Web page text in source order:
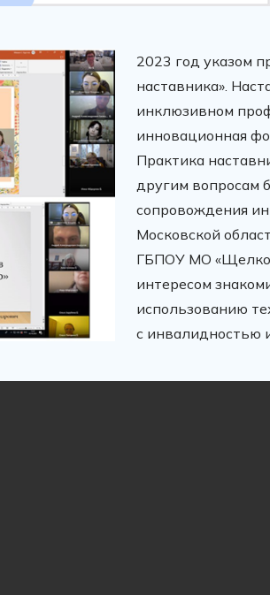
2023 год указом
наставника».
инклюзивном
инновационная
Практика
другим вопросам
сопровождения
Московской
ГБПОУ МО
интересом
использованию
с инвалидностью